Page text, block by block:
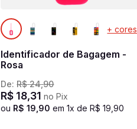
+ cores
Identificador de Bagagem -
Rosa
De:R$ 24,90
R$ 18,31 no Pix
ou R$ 19 90 em1x deR$ 19 ,90